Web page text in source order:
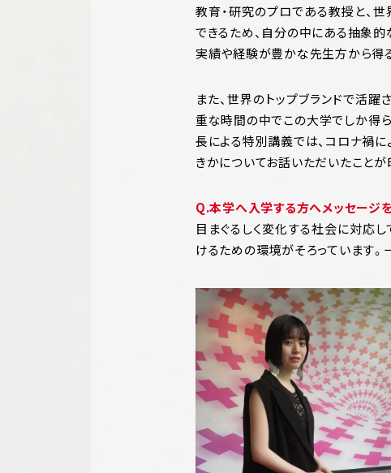
教育・研究のプロである教授と、
できるため、自分の中にある抽象的
実績や経験が豊かな先生方から得
また、世界のトップブランドで活
重な時間の中でこの大学でしか得
長による特別講義では、コロナ禍
きかについてお話いただいたことが
Q.本学へ入学する方へメッセージ
目まぐるしく変化する社会に対応
けるための環境がそろっています